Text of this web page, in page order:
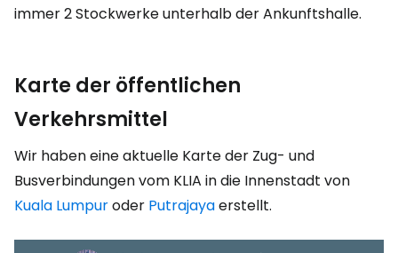
immer 2 Stockwerke unterhalb der Ankunftshalle.
Karte der öffentlichen
Verkehrsmittel
Wir haben eine aktuelle Karte der Zug- und
Busverbindungen vom KLIA in die Innenstadt von
Kuala Lumpuroder Putrajayaerstellt.